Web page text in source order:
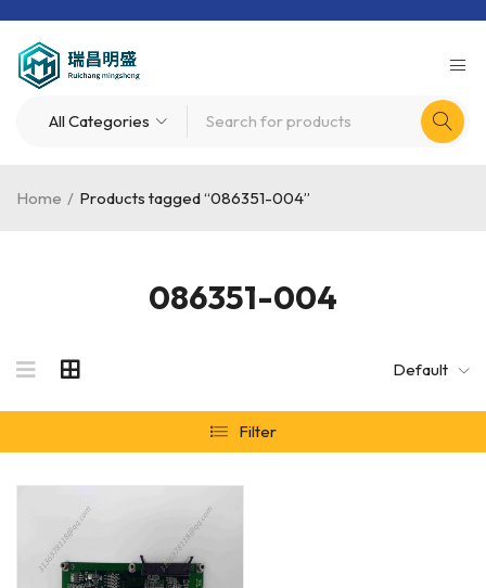
086351-004
Home / Products tagged “086351-004”
Default
Filter